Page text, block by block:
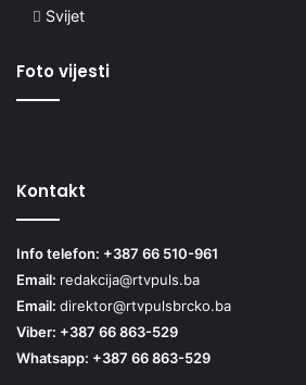
Svijet
Foto vijesti
Kontakt
Info telefon: +387 66 510-961
Email: redakcija@rtvpuls.ba
Email: direktor@rtvpulsbrcko.ba
Viber: +387 66 863-529
Whatsapp: +387 66 863-529